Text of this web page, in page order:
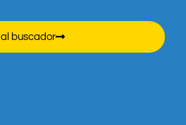
al buscador